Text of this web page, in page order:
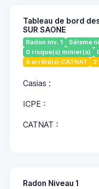
Tableau de bord
SUR SAONE
Radon niv. 1 Séisme
0 risque(s) minier(s)
5 arrêté(s) CATNAT
2
Casias :
ICPE :
CATNAT :
Radon Niveau 1